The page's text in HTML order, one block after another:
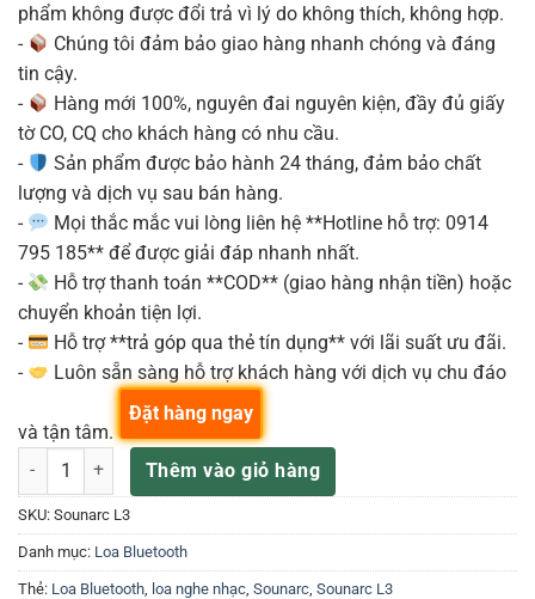
phẩm không được đổi trả vì lý do không thích, không hợp.
-
Chúng tôi đảm bảo giao hàng nhanh chóng và đáng
tin cậy.
-
Hàng mới 100%, nguyên đai nguyên kiện, đầy đủ giấy
tờ CO, CQ cho khách hàng có nhu cầu.
-
Sản phẩm được bảo hành 24 tháng, đảm bảo chất
lượng và dịch vụ sau bán hàng.
-
Mọi thắc mắc vui lòng liên hệ **Hotline hỗ trợ: 0914
795 185** để được giải đáp nhanh nhất.
-
Hỗ trợ thanh toán **COD** (giao hàng nhận tiền) hoặc
chuyển khoản tiện lợi.
-
Hỗ trợ **trả góp qua thẻ tín dụng** với lãi suất ưu đãi.
-
Luôn sẵn sàng hỗ trợ khách hàng với dịch vụ chu đáo
và tận tâm.
Sounarc L3 60W Loa Portable Party số lượng
Thêm vào giỏ hàng
Đặt hàng ngay
SKU: Sounarc L3
Danh mục: Loa Bluetooth
Thẻ: Loa Bluetooth loa nghe nhạc Sounarc Sounarc L3